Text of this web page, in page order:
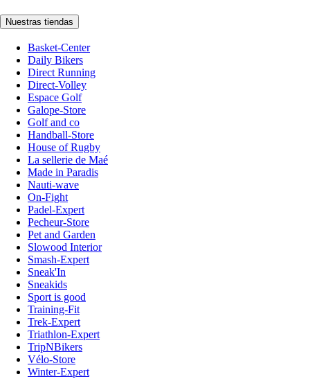
Nuestras tiendas
Basket-Center
Daily Bikers
Direct Running
Direct-Volley
Espace Golf
Galope-Store
Golf and co
Handball-Store
House of Rugby
La sellerie de Maé
Made in Paradis
Nauti-wave
On-Fight
Padel-Expert
Pecheur-Store
Pet and Garden
Slowood Interior
Smash-Expert
Sneak'In
Sneakids
Sport is good
Training-Fit
Trek-Expert
Triathlon-Expert
TripNBikers
Vélo-Store
Winter-Expert